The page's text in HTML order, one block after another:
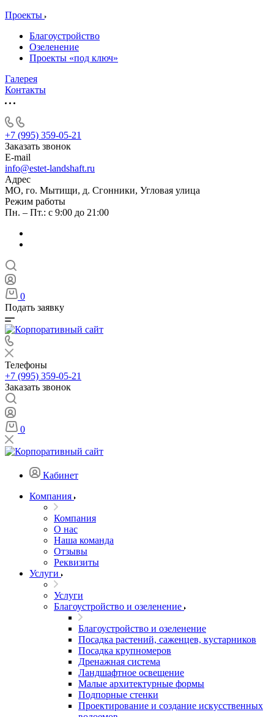
Проекты
Благоустройство
Озеленение
Проекты «под ключ»
Галерея
Контакты
+7 (995) 359-05-21
Заказать звонок
E-mail
info@estet-landshaft.ru
Адрес
МО, го. Мытищи, д. Сгонники, Угловая улица
Режим работы
Пн. – Пт.: с 9:00 до 21:00
0
Подать заявку
Телефоны
+7 (995) 359-05-21
Заказать звонок
0
Кабинет
Компания
Компания
О нас
Наша команда
Отзывы
Реквизиты
Услуги
Услуги
Благоустройство и озеленение
Благоустройство и озеленение
Посадка растений, саженцев, кустарников
Посадка крупномеров
Дренажная система
Ландшафтное освещение
Малые архитектурные формы
Подпорные стенки
Проектирование и создание искусственных